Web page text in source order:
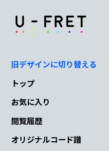
旧デザインに切り替える
トップ
お気に入り
閲覧履歴
オリジナルコード譜